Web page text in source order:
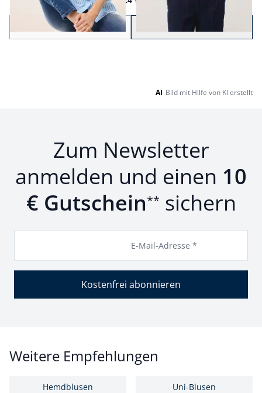
Zurück Weiterzu Seite 2
AI Bild mit Hilfe von KI erstellt
Zum Newsletter
anmelden und einen 10
€ Gutschein** sichern
E-Mail-Adresse *
Kostenfrei abonnieren
Weitere Empfehlungen
Hemdblusen Uni-Blusen